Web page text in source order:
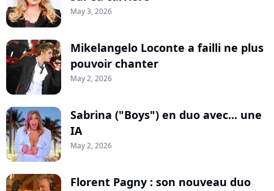
May 3, 2026
Mikelangelo Loconte a failli ne plus
pouvoir chanter
May 2, 2026
Sabrina ("Boys") en duo avec... une
IA
May 2, 2026
Florent Pagny : son nouveau duo